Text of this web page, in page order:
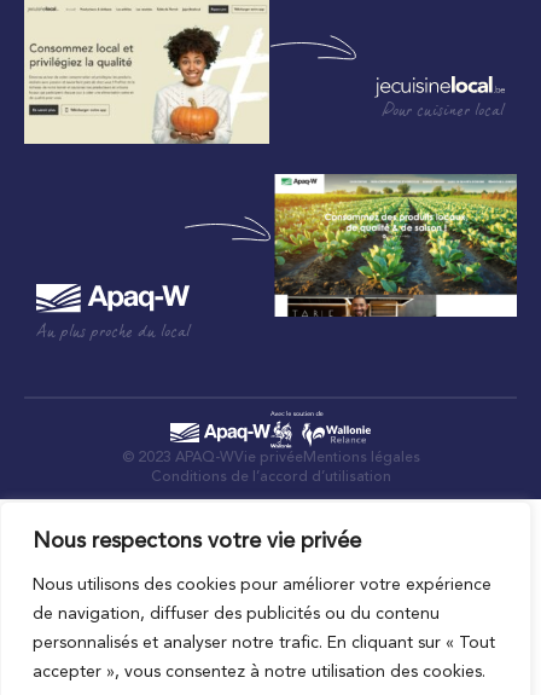
Nous respectons votre vie privée
Nous utilisons des cookies pour améliorer votre expérience
de navigation, diffuser des publicités ou du contenu
personnalisés et analyser notre trafic. En cliquant sur « Tout
accepter », vous consentez à notre utilisation des cookies.
Pour cuisiner local
Au plus proche du local
© 2023 APAQ-WVie privée Mentions légales
Conditions de l’accord d’utilisation